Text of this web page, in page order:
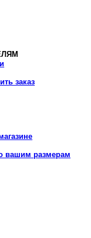
заказ
вашим размерам